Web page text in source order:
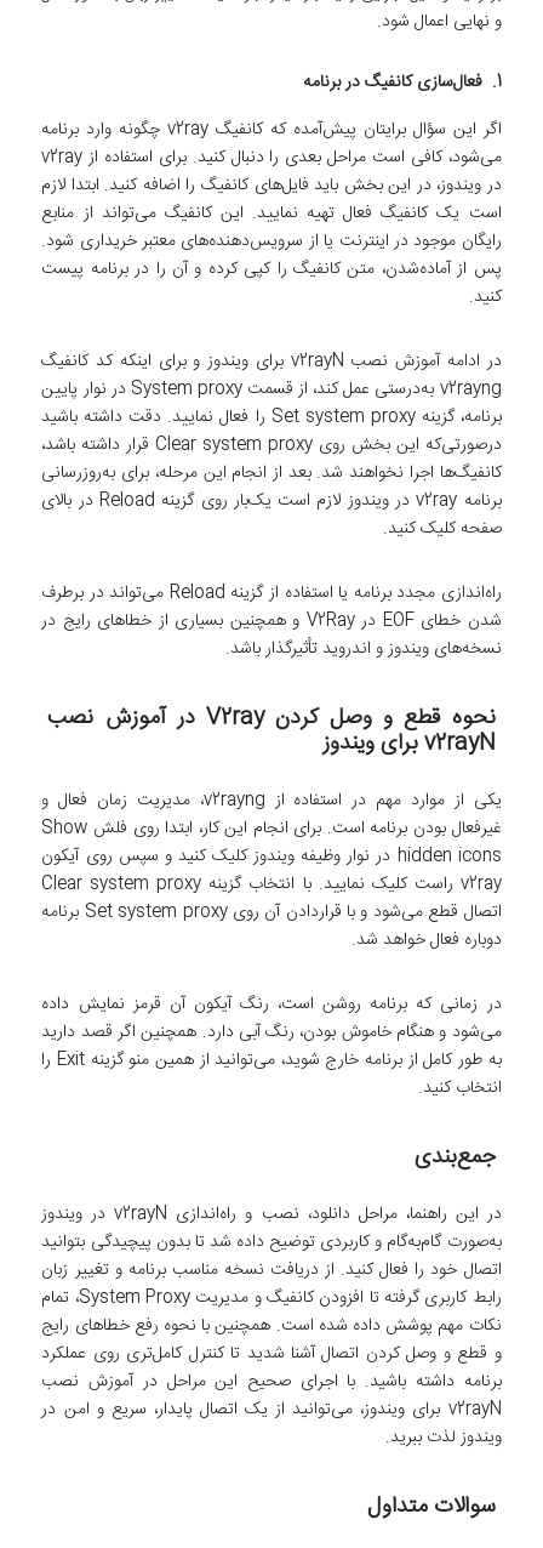
و نهایی اعمال شود.
1. فعال‌سازی کانفیگ در برنامه
اگر این سؤال برایتان پیش‌آمده که کانفیگ v2ray چگونه وارد برنامه
می‌شود، کافی است مراحل بعدی را دنبال کنید. برای استفاده از v2ray
در ویندوز، در این بخش باید فایل‌های کانفیگ را اضافه کنید. ابتدا لازم
است یک کانفیگ فعال تهیه نمایید. این کانفیگ می‌تواند از منابع
رایگان موجود در اینترنت یا از سرویس‌دهنده‌های معتبر خریداری شود.
پس از آماده‌شدن، متن کانفیگ را کپی کرده و آن را در برنامه پیست
کنید.
در ادامه آموزش نصب v2rayN برای ویندوز و برای اینکه کد کانفیگ
v2rayng به‌درستی عمل کند، از قسمت System proxy در نوار پایین
برنامه، گزینه Set system proxy را فعال نمایید. دقت داشته باشید
درصورتی‌که این بخش روی Clear system proxy قرار داشته باشد،
کانفیگ‌ها اجرا نخواهند شد. بعد از انجام این مرحله، برای به‌روزرسانی
برنامه v2ray در ویندوز لازم است یک‌بار روی گزینه Reload در بالای
صفحه کلیک کنید.
راه‌اندازی مجدد برنامه یا استفاده از گزینه Reload می‌تواند در برطرف
شدن خطای EOF در V2Ray و همچنین بسیاری از خطاهای رایج در
نسخه‌های ویندوز و اندروید تأثیرگذار باشد.
نحوه قطع و وصل کردن V2ray در آموزش نصب
v2rayN برای ویندوز
یکی از موارد مهم در استفاده از v2rayng، مدیریت زمان فعال و
غیرفعال بودن برنامه است. برای انجام این کار، ابتدا روی فلش Show
hidden icons در نوار وظیفه ویندوز کلیک کنید و سپس روی آیکون
v2ray راست کلیک نمایید. با انتخاب گزینه Clear system proxy
اتصال قطع می‌شود و با قراردادن آن روی Set system proxy برنامه
دوباره فعال خواهد شد.
در زمانی که برنامه روشن است، رنگ آیکون آن قرمز نمایش داده
می‌شود و هنگام خاموش بودن، رنگ آبی دارد. همچنین اگر قصد دارید
به طور کامل از برنامه خارج شوید، می‌توانید از همین منو گزینه Exit را
انتخاب کنید.
جمع‌بندی
در این راهنما، مراحل دانلود، نصب و راه‌اندازی v2rayN در ویندوز
به‌صورت گام‌به‌گام و کاربردی توضیح داده شد تا بدون پیچیدگی بتوانید
اتصال خود را فعال کنید. از دریافت نسخه مناسب برنامه و تغییر زبان
رابط کاربری گرفته تا افزودن کانفیگ و مدیریت System Proxy، تمام
نکات مهم پوشش داده شده است. همچنین با نحوه رفع خطاهای رایج
و قطع و وصل کردن اتصال آشنا شدید تا کنترل کامل‌تری روی عملکرد
برنامه داشته باشید. با اجرای صحیح این مراحل در آموزش نصب
v2rayN برای ویندوز، می‌توانید از یک اتصال پایدار، سریع و امن در
ویندوز لذت ببرید.
سوالات متداول